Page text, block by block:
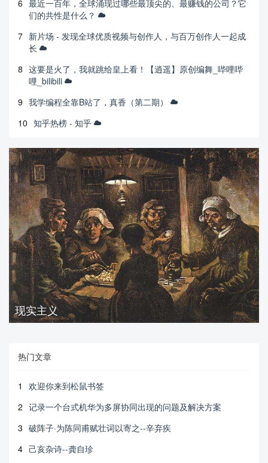
6 最近一百年，全球涌现过哪些最顶尖的、最赚钱的公司？它
们的共性是什么？
7 新片场 - 发现全球优质视频与创作人，与百万创作人一起成
长
8 这要是火了，我就跳给皇上看！【逍遥】原创编舞_哔哩哔
哩_bilibili
9 我学编程全靠B站了，真香（第二期）
10 知乎热榜 - 知乎
现实主义
热门文章
1
欢迎你来到松鼠书签
2 记录一个台式机华为多屏协同出现的问题及解决方案
3 破阵子·为陈同甫赋壮词以寄之--辛弃疾
4 己亥杂诗--龚自珍